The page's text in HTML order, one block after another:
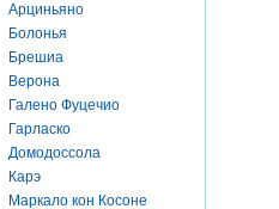
Арциньяно
Болонья
Брешиа
Верона
Галено Фуцечио
Гарласко
Домодоссола
Карэ
Маркало кон Косоне